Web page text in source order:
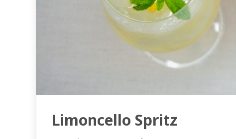
Limoncello Spritz